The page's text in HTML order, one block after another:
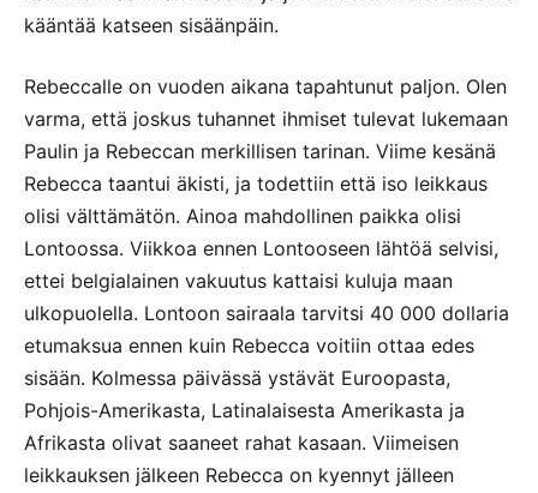
kääntää katseen sisäänpäin.
Rebeccalle on vuoden aikana tapahtunut paljon. Olen
varma, että joskus tuhannet ihmiset tulevat lukemaan
Paulin ja Rebeccan merkillisen tarinan. Viime kesänä
Rebecca taantui äkisti, ja todettiin että iso leikkaus
olisi välttämätön. Ainoa mahdollinen paikka olisi
Lontoossa. Viikkoa ennen Lontooseen lähtöä selvisi,
ettei belgialainen vakuutus kattaisi kuluja maan
ulkopuolella. Lontoon sairaala tarvitsi 40 000 dollaria
etumaksua ennen kuin Rebecca voitiin ottaa edes
sisään. Kolmessa päivässä ystävät Euroopasta,
Pohjois-Amerikasta, Latinalaisesta Amerikasta ja
Afrikasta olivat saaneet rahat kasaan. Viimeisen
leikkauksen jälkeen Rebecca on kyennyt jälleen